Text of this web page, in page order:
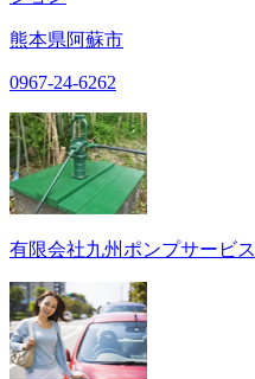
熊本県阿蘇市
0967-24-6262
有限会社九州ポンプサービス